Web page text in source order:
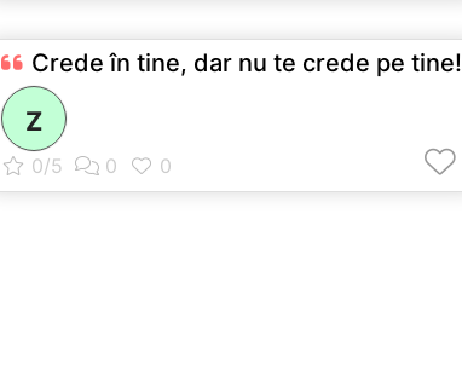
Crede în tine, dar nu te crede pe tine!
Z